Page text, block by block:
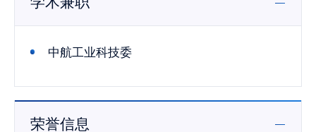
中航工业科技委
荣誉信息